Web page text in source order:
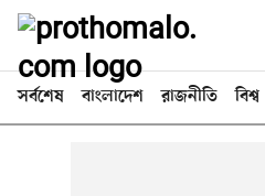
সর্বশেষ বাংলাদেশ রাজনীতি বিশ্ব